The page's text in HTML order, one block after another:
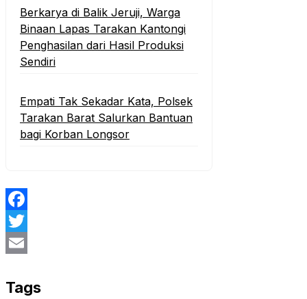
Berkarya di Balik Jeruji, Warga
Binaan Lapas Tarakan Kantongi
Penghasilan dari Hasil Produksi
Sendiri
Empati Tak Sekadar Kata, Polsek
Tarakan Barat Salurkan Bantuan
bagi Korban Longsor
Facebook
Twitter
Tags